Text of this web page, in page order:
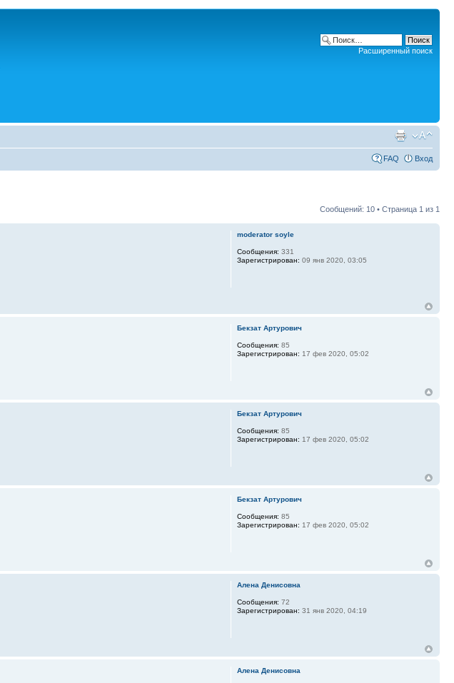
Расширенный поиск
FAQ Вход
Сообщений: 10 • Страница 1 из 1
moderator soyle
Сообщения: 331
Зарегистрирован: 09 янв 2020, 03:05
Бекзат Артурович
Сообщения: 85
Зарегистрирован: 17 фев 2020, 05:02
Бекзат Артурович
Сообщения: 85
Зарегистрирован: 17 фев 2020, 05:02
Бекзат Артурович
Сообщения: 85
Зарегистрирован: 17 фев 2020, 05:02
Алена Денисовна
Сообщения: 72
Зарегистрирован: 31 янв 2020, 04:19
Алена Денисовна